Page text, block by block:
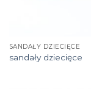
SANDAŁY DZIECIĘCE
sandały dziecięce